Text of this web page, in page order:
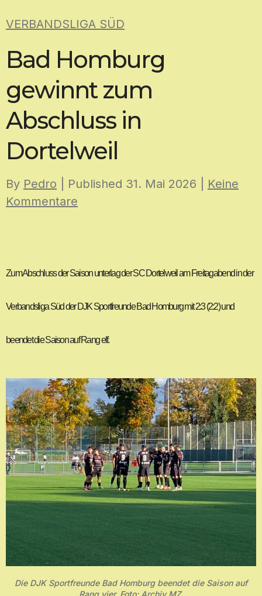
to
VERBANDSLIGA SÜD
Bad Homburg
gewinnt zum
Abschluss in
Dortelweil
By Pedro | Published 31. Mai 2026
Keine
Kommentare
Zum Abschluss der Saison unterlag der SC Dortelweil am Freitagabend in der
Verbandsliga Süd der DJK Sportfreunde Bad Homburg mit 2:3 (2:2) und
beendet die Saison auf Rang elf.
Die DJK Sportfreunde Bad Homburg beendet die Saison auf
Rang vier. Foto: Archiv MZ.